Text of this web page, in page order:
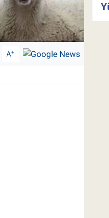
A+